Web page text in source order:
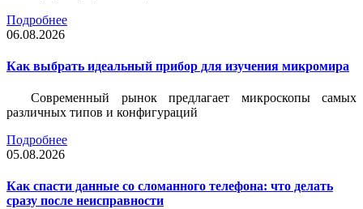
Подробнее
06.08.2026
Как выбрать идеальный прибор для изучения микромира
Современный рынок предлагает микроскопы самых
различных типов и конфигураций
Подробнее
05.08.2026
Как спасти данные со сломанного телефона: что делать
сразу после неисправности